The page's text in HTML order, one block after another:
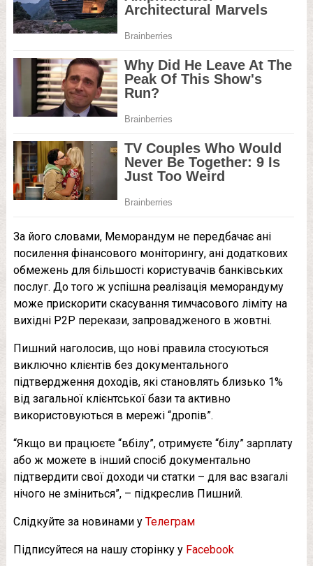
За його словами, Меморандум не передбачає ані
посилення фінансового моніторингу, ані додаткових
обмежень для більшості користувачів банківських
послуг. До того ж успішна реалізація меморандуму
може прискорити скасування тимчасового ліміту на
вихідні P2P перекази, запровадженого в жовтні.
Пишний наголосив, що нові правила стосуються
виключно клієнтів без документального
підтвердження доходів, які становлять близько 1%
від загальної клієнтської бази та активно
використовуються в мережі “дропів”.
“Якщо ви працюєте “вбілу”, отримуєте “білу” зарплату
або ж можете в інший спосіб документально
підтвердити свої доходи чи статки – для вас взагалі
нічого не зміниться”, – підкреслив Пишний.
Слідкуйте за новинами у Телеграм
Підписуйтеся на нашу сторінку у Facebook